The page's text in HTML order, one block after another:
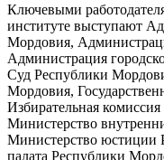
Ключевыми
институте выступают
Мордовия,
Администрация
Суд Республики
Мордовия,
Избирательная
Министерство
Министерство юстиции
палата Республики